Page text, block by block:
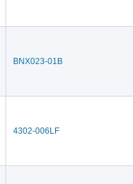
BNX023-01B
4302-006LF